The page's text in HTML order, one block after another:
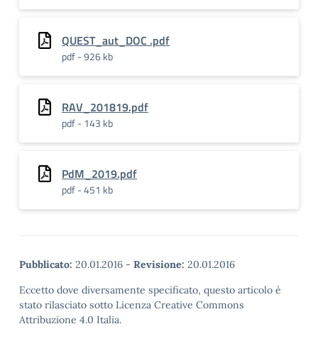
QUEST_aut_DOC .pdf
pdf - 926 kb
RAV_201819.pdf
pdf - 143 kb
PdM_2019.pdf
pdf - 451 kb
Pubblicato: 20.01.2016 - Revisione: 20.01.2016
Eccetto dove diversamente specificato, questo articolo è
stato rilasciato sotto Licenza Creative Commons
Attribuzione 4.0 Italia.